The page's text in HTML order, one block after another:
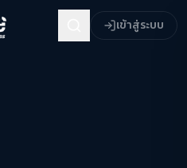
เข้าสู่ระบบ